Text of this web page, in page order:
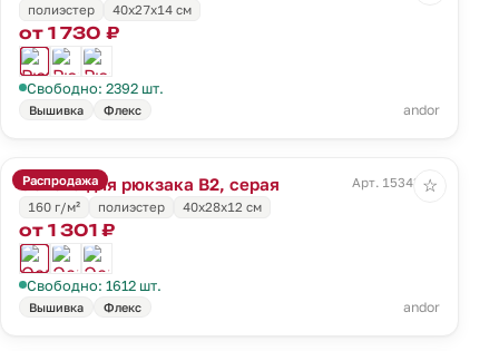
полиэстер
40х27х14 см
от 1 730 ₽
Свободно: 2392 шт.
Вышивка Флекс andor
Распродажа
Основа для рюкзака B2, серая
Арт. 15343.10
160 г/м²
полиэстер 40х28х12 см
от 1 301 ₽
Свободно: 1612 шт.
Вышивка Флекс andor
☆